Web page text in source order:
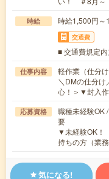
時給 時給1,500円～
交通費
■ 交通費規定
仕事内容
軽作業（仕分
＼DMの仕分け
心！＞▼封入
応募資格
職種未経験OK
要
▼未経験OK！
持ちの方（業
気になる!